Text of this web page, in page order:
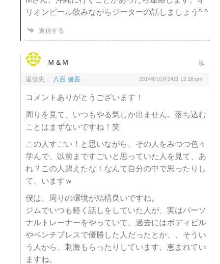
リオンビール飲みながらジーターの話しましょう^ ^
返信する
Ｍ＆Ｍ
返信先： 八百 健吾 2014年10月24日 12:18 pm
コメントありがとうございます！
周りを見て、いつもやる気しか出ません。落ち込む
ことはまずないですね！笑
この人すごい！と思いながら、その人をみつつ色々
学んで、以前まですごいと思っていた人を見て、あ
れ？この人超えたな！なんて自分の中で思ったりし
て、いますｗ
僕は、周りの環境が結構良いですね。
ジムでいつも軽く話しをしていた人が、実はパーソ
ナルトレーナーをやっていて、過去にはボディビル
やベンチプレスで優勝した人だったとか、、そうい
う人から、刺激もらったりしています。恵まれてい
ますね。